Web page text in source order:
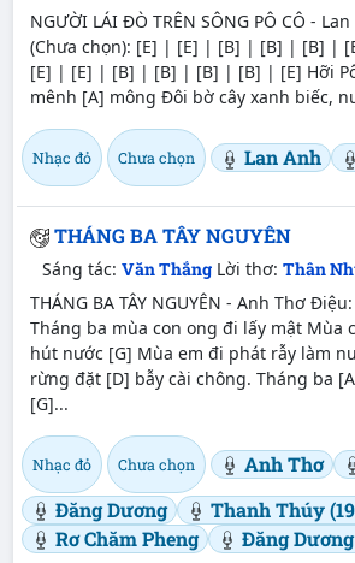
NGƯỜI LÁI ĐÒ TRÊN SÔNG PÔ CÔ -
(Chưa chọn): [E] | [E] | [B] | [B] | [B] |
[E] | [E] | [B] | [B] | [B] | [B] | [E] Hỡi
mênh [A] mông Đôi bờ cây xanh biếc,
Nhạc đỏ Chưa chọn Lan Anh
THÁNG BA TÂY NGUYÊN
Sáng tác: Văn Thắng Lời thơ: Thân
THÁNG BA TÂY NGUYÊN - Anh Thơ
Tháng ba mùa con ong đi lấy mật Mùa
hút nước [G] Mùa em đi phát rẫy làm
rừng đặt [D] bẫy cài chông. Tháng ba
[G]...
Nhạc đỏ Chưa chọn Anh Thơ
Đăng Dương
Thanh Thúy
Rơ Chăm Pheng
Đăng Dương